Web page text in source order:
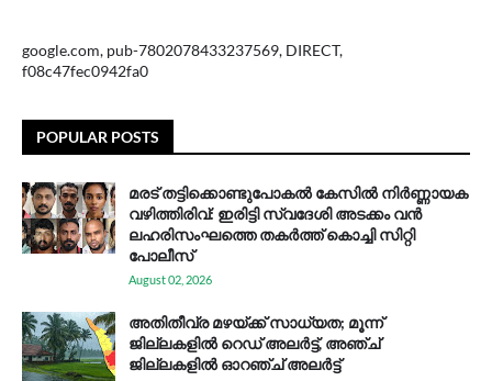
google.com, pub-7802078433237569, DIRECT,
f08c47fec0942fa0
POPULAR POSTS
മരട് തട്ടിക്കൊണ്ടുപോകൽ കേസിൽ നിർണ്ണായക
വഴിത്തിരിവ്: ഇരിട്ടി സ്വദേശി അടക്കം വൻ
ലഹരിസംഘത്തെ തകർത്ത് കൊച്ചി സിറ്റി
പോലീസ്
August 02, 2026
അതിതീവ്ര മഴയ്ക്ക് സാധ്യത; മൂന്ന്
ജില്ലകളിൽ റെഡ് അലർട്ട്, അഞ്ച്
ജില്ലകളിൽ ഓറഞ്ച് അലർട്ട്